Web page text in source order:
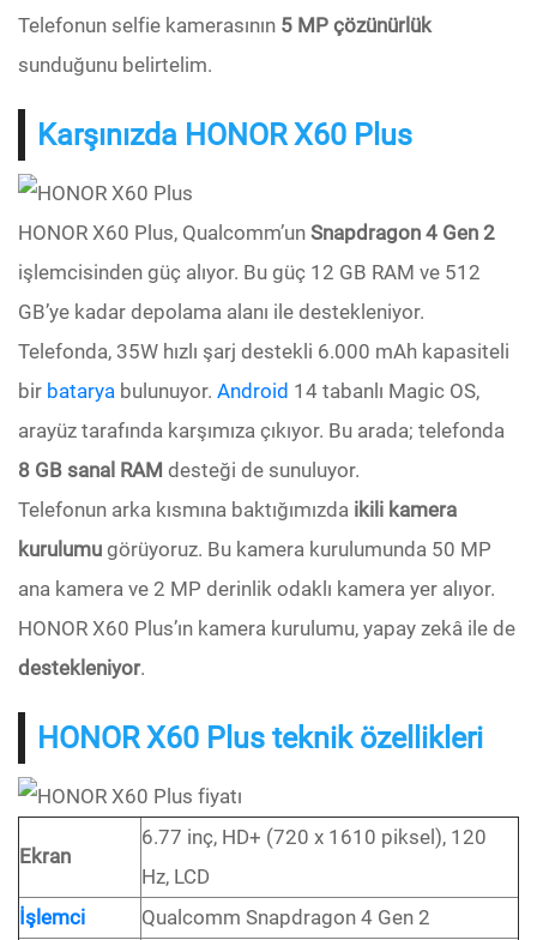
Telefonun selfie kamerasının 5 MP çözünürlük
sunduğunu belirtelim.
Karşınızda HONOR X60 Plus
HONOR X60 Plus, Qualcomm’un Snapdragon 4 Gen 2
işlemcisinden güç alıyor. Bu güç 12 GB RAM ve 512
GB’ye kadar depolama alanı ile destekleniyor.
Telefonda, 35W hızlı şarj destekli 6.000 mAh kapasiteli
bir batarya bulunuyor. Android 14 tabanlı Magic OS,
arayüz tarafında karşımıza çıkıyor. Bu arada; telefonda
8 GB sanal RAM desteği de sunuluyor.
Telefonun arka kısmına baktığımızda ikili kamera
kurulumu görüyoruz. Bu kamera kurulumunda 50 MP
ana kamera ve 2 MP derinlik odaklı kamera yer alıyor.
HONOR X60 Plus’ın kamera kurulumu, yapay zekâ ile de
destekleniyor.
HONOR X60 Plus teknik özellikleri
Ekran
6.77 inç, HD+ (720 x 1610 piksel), 120
Hz, LCD
İşlemci
Qualcomm Snapdragon 4 Gen 2